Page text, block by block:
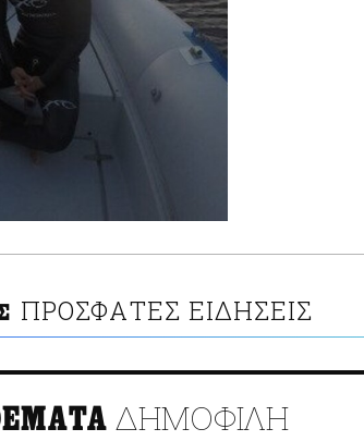
ΠΡΟΣΦΑΤΕΣ ΕΙΔΗΣΕΙΣ
ΔΗΜΟΦΙΛΗ